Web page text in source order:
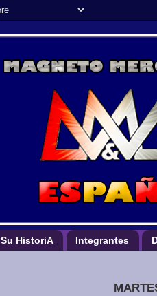
Su HistoriA Integrantes